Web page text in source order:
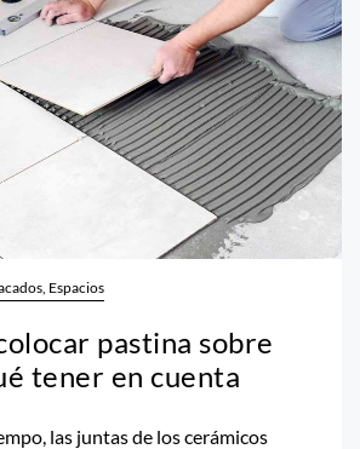
Espacios
pastina sobre
tener en cuenta
las juntas de los cerámicos